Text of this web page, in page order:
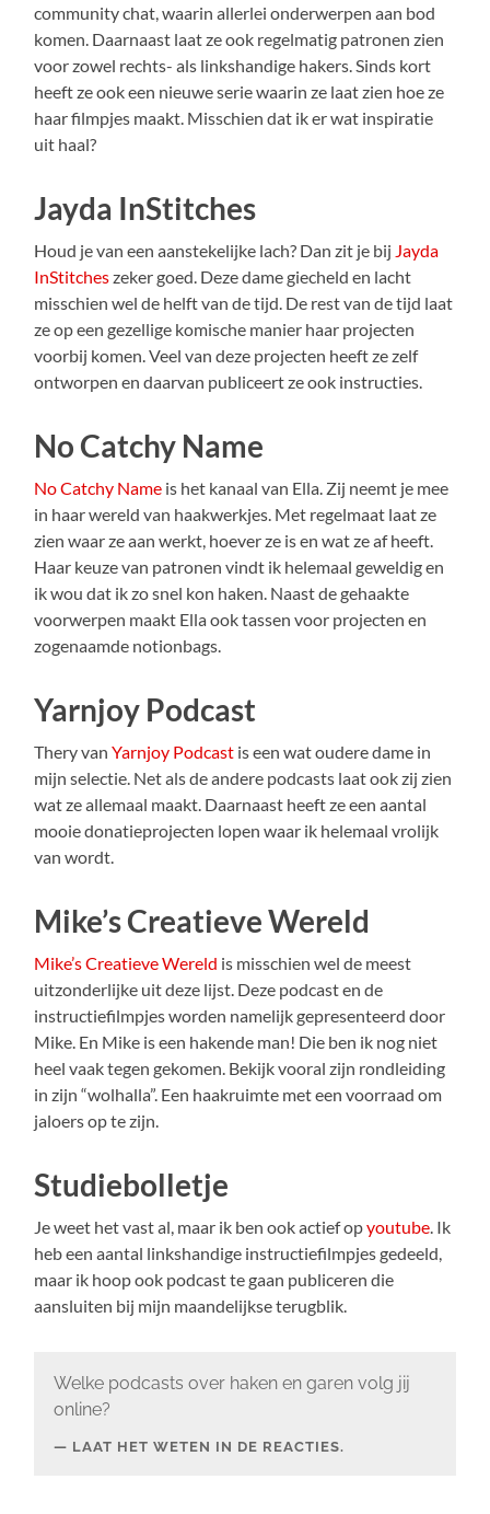
community chat, waarin allerlei onderwerpen aan bod
komen. Daarnaast laat ze ook regelmatig patronen zien
voor zowel rechts- als linkshandige hakers. Sinds kort
heeft ze ook een nieuwe serie waarin ze laat zien hoe ze
haar filmpjes maakt. Misschien dat ik er wat inspiratie
uit haal?
Jayda InStitches
Houd je van een aanstekelijke lach? Dan zit je bij Jayda
InStitcheszeker goed. Deze dame giecheld en lacht
misschien wel de helft van de tijd. De rest van de tijd laat
ze op een gezellige komische manier haar projecten
voorbij komen. Veel van deze projecten heeft ze zelf
ontworpen en daarvan publiceert ze ook instructies.
No Catchy Name
No Catchy Name is het kanaal van Ella. Zij neemt je mee
in haar wereld van haakwerkjes. Met regelmaat laat ze
zien waar ze aan werkt, hoever ze is en wat ze af heeft.
Haar keuze van patronen vindt ik helemaal geweldig en
ik wou dat ik zo snel kon haken. Naast de gehaakte
voorwerpen maakt Ella ook tassen voor projecten en
zogenaamde notionbags.
Yarnjoy Podcast
Thery vanYarnjoy Podcast is een wat oudere dame in
mijn selectie. Net als de andere podcasts laat ook zij zien
wat ze allemaal maakt. Daarnaast heeft ze een aantal
mooie donatieprojecten lopen waar ik helemaal vrolijk
van wordt.
Mike’s Creatieve Wereld
Mike’s Creatieve Wereld is misschien wel de meest
uitzonderlijke uit deze lijst. Deze podcast en de
instructiefilmpjes worden namelijk gepresenteerd door
Mike. En Mike is een hakende man! Die ben ik nog niet
heel vaak tegen gekomen. Bekijk vooral zijn rondleiding
in zijn “wolhalla”. Een haakruimte met een voorraad om
jaloers op te zijn.
Studiebolletje
Je weet het vast al, maar ik ben ook actief opyoutube . Ik
heb een aantal linkshandige instructiefilmpjes gedeeld,
maar ik hoop ook podcast te gaan publiceren die
aansluiten bij mijn maandelijkse terugblik.
Welke podcasts over haken en garen volg jij
online?
LAAT HET WETEN IN DE REACTIES.